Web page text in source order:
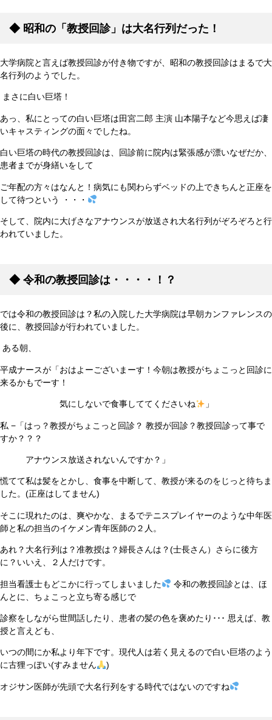
◆ 昭和の「教授回診」は大名行列だった！
大学病院と言えば教授回診が付き物ですが、昭和の教授回診はまるで大
名行列のようでした。
まさに白い巨塔！
あっ、私にとっての白い巨塔は田宮二郎 主演 山本陽子など今思えば凄
いキャスティングの面々でしたね。
白い巨塔の時代の教授回診は、回診前に院内は緊張感が漂いなぜだか、
患者までが身繕いをして
ご年配の方々はなんと！病気にも関わらずベッドの上できちんと正座を
して待つという ・・・
そして、院内に大げさなアナウンスが放送され大名行列がぞろぞろと行
われていました。
◆令和の教授回診は・・・・！？
では令和の教授回診は？私の入院した大学病院は早朝カンファレンスの
後に、教授回診が行われていました。
ある朝、
平成ナースが「おはよーございまーす！今朝は教授がちょこっと回診に
来るかもでーす！
気にしないで食事しててくださいね
」
私 −「はっ？教授がちょこっと回診？ 教授が回診？教授回診って事で
すか？？？
アナウンス放送されないんですか？」
慌てて私は髪をとかし、食事を中断して、教授が来るのをじっと待ちま
した。(正座はしてません)
そこに現れたのは、爽やかな、まるでテニスプレイヤーのような中年医
師と私の担当のイケメン青年医師の２人。
あれ？大名行列は？准教授は？婦長さんは？(士長さん）さらに後方
に？いいえ、２人だけです。
担当看護士もどこかに行ってしまいました
令和の教授回診とは、ほ
んとに、ちょこっと立ち寄る感じで
診察をしながら世間話したり、患者の髪の色を褒めたり･･･ 思えば、教
授と言えども、
いつの間にか私より年下です。現代人は若く見えるので白い巨塔のよう
に古狸っぽい(すみません
)
オジサン医師が先頭で大名行列をする時代ではないのですね